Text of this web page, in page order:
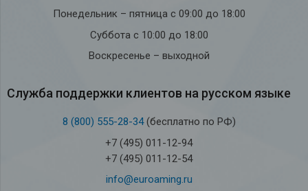
Понедельник – пятница с 09:00 до 18:00
Суббота с 10:00 до 18:00
Воскресенье – выходной
Служба под­держки кли­ен­тов на рус­ском языке
8 (800) 555-28-34(бесплатно по РФ)
+7 (495) 011-12-94
+7 (495) 011-12-54
info@euroaming.ru